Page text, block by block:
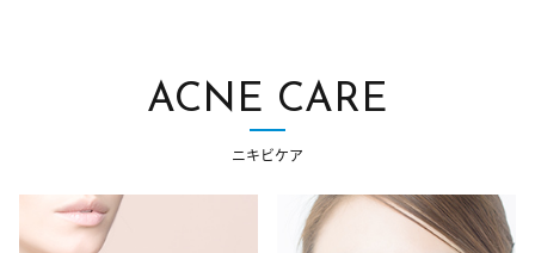
ACNE CARE
ニキビケア